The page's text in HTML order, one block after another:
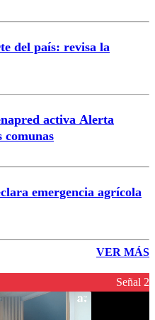
del país: revisa la
activa Alerta
comunas
emergencia agrícola
VER MÁS
Señal 2